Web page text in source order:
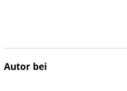
Autor bei